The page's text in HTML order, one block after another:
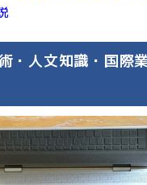
・人文知識・国際